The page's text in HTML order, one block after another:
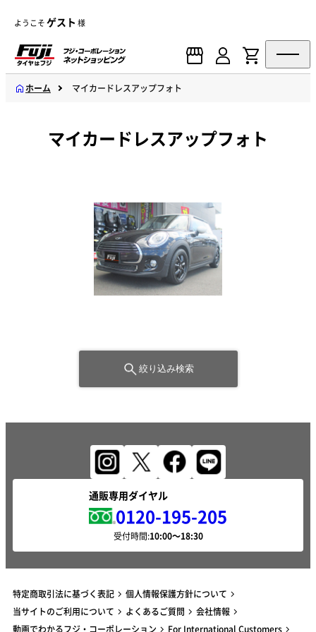
ようこそゲスト 様
ホーム マイカードレスアップフォト
マイカードレスアップフォト
絞り込み検索
通販専用ダイヤル
0120-195-205
受付時間:
特定商取引法に基づく表記
個人情報保護方針について
当サイトのご利用について
よくあるご質問
会社情報
動画でわかるフジ・コーポレーション
For International Customers